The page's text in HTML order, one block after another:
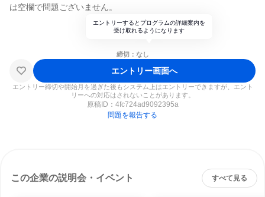
は空欄で問題ございません。
エントリーするとプログラムの詳細案内を
受け取れるようになります
締切：なし
エントリー画面へ
エントリー締切や開始月を過ぎた後もシステム上はエントリーできますが、エント
リーへの対応はされないことがあります。
原稿ID： 4fc724ad9092395a
問題を報告する
この企業の説明会・イベント すべて見る